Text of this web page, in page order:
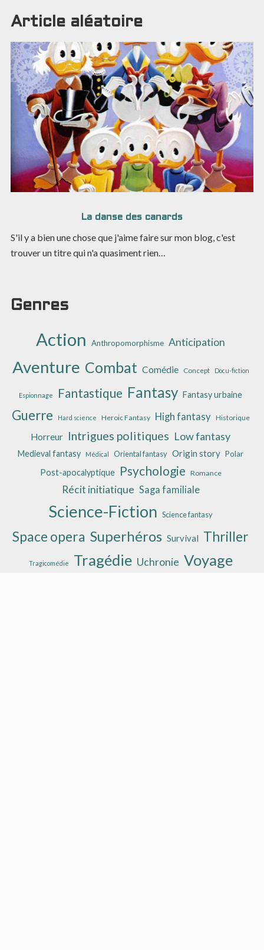
Article aléatoire
La danse des canards
S'il y a bien une chose que j'aime faire sur mon blog, c'est
trouver un titre qui n'a quasiment rien…
Genres
Action Anthropomorphisme Anticipation
Aventure Combat Comédie Concept Docu-fiction
Espionnage Fantastique Fantasy Fantasy urbaine
Guerre Hard science Heroic Fantasy High fantasy Historique
Horreur Intrigues politiques Low fantasy
Medieval fantasy Médical Oriental fantasy Origin story Polar
Post-apocalyptique Psychologie Romance
Récit initiatique Saga familiale
Science-Fiction Science fantasy
Space opera Superhéros Survival Thriller
Tragicomédie Tragédie Uchronie Voyage